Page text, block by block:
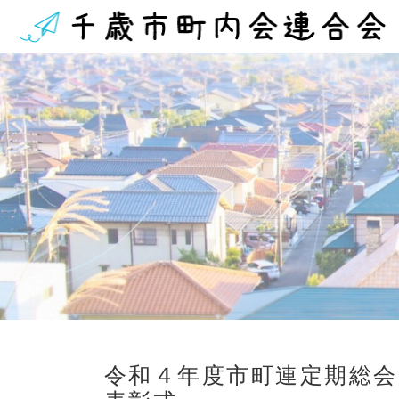
令和４年度市町連定期総